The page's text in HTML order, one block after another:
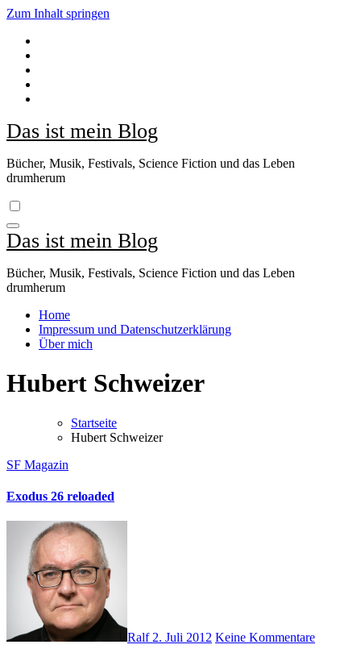
Zum Inhalt springen
Das ist mein Blog
Bücher, Musik, Festivals, Science Fiction und das Leben
drumherum
Das ist mein Blog
Bücher, Musik, Festivals, Science Fiction und das Leben
drumherum
Home
Impressum und Datenschutzerklärung
Über mich
Hubert Schweizer
Startseite
Hubert Schweizer
SF Magazin
Exodus 26 reloaded
Ralf2. Juli 2012 Keine Kommentare